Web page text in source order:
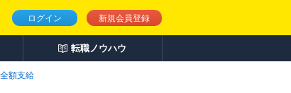
ログイン 新規会員登録
転職ノウハウ
額支給